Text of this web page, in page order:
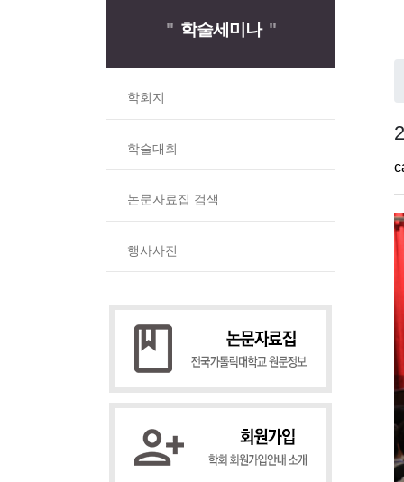
"학술세미나 "
학회지
학술대회
논문자료집 검색
행사사진